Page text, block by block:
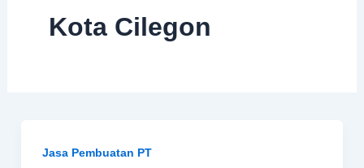
Kota Cilegon
Jasa Pembuatan PT